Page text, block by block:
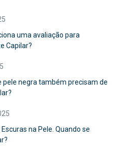
uma avaliação para
Capilar?
pele negra também precisam de
na Pele. Quando se